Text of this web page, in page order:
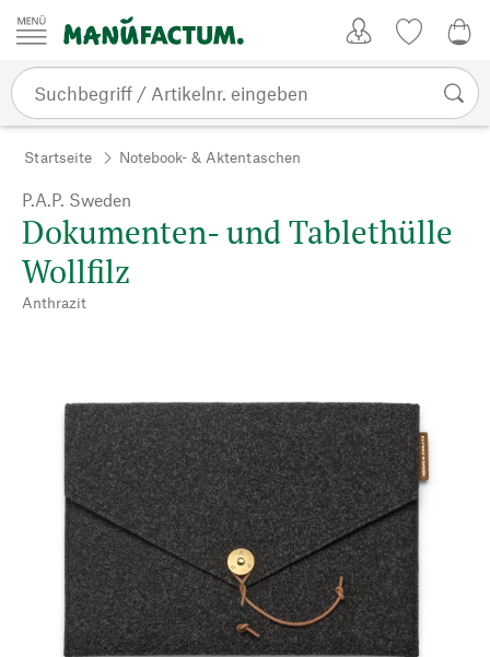
Zum Inhalt springen
Startseite Notebook- & Aktentaschen
P.A.P. Sweden
Dokumenten- und Tablethülle
Wollfilz
Anthrazit